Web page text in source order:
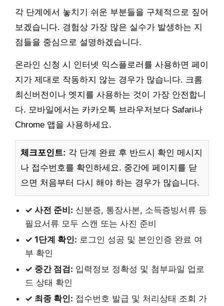
각 단계에서 놓치기 쉬운 부분들을 구체적으로 짚어
보겠습니다. 경험상 가장 많은 실수가 발생하는 지
점들을 중심으로 설명하겠습니다.
온라인 신청 시 인터넷 익스플로러를 사용하면 페이
지가 제대로 작동하지 않는 경우가 많습니다. 크롬
최신버전이나 엣지를 사용하는 것이 가장 안전합니
다. 모바일에서는 카카오톡 브라우저보다 Safari나
Chrome 앱을 사용하세요.
체크포인트: 각 단계 완료 후 반드시 확인 메시지
나 접수번호를 확인하세요. 중간에 페이지를 닫
으면 처음부터 다시 해야 하는 경우가 많습니다.
✓ 사전 준비: 신분증, 통장사본, 소득증빙서류 등
필요서류 모두 스캔 또는 사진 준비
✓ 1단계 확인: 로그인 성공 및 본인인증 완료 여
부 확인
✓ 중간 점검: 입력정보 정확성 및 첨부파일 업로
드 상태 확인
✓ 최종 확인: 접수번호 발급 및 처리상태 조회 가